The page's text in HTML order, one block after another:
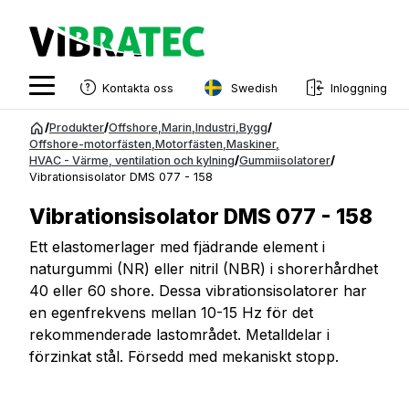
Hoppa
innehåll
Kontakta oss Swedish
English
Swedish
French
Estonian
Finnish
Danish
Inloggning
/Produkter/Offshore Marin Industri Bygg/
Offshore-motorfästen Motorfästen Maskiner,
HVAC - Värme, ventilation och kylning/Gummiisolatorer/
Vibrationsisolator DMS 077 - 158
Vibrationsisolator DMS 077 - 158
Ett elastomerlager med fjädrande element i
naturgummi (NR) eller nitril (NBR) i shorerhårdhet
40 eller 60 shore. Dessa vibrationsisolatorer har
en egenfrekvens mellan 10-15 Hz för det
rekommenderade lastområdet. Metalldelar i
förzinkat stål. Försedd med mekaniskt stopp.